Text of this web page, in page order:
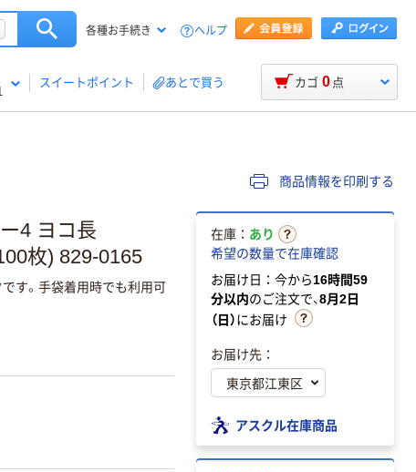
各種お手続き ヘルプ
スイートポイント あとで買う カゴ 0 点
商品情報を印刷する
4 ヨコ長
枚) 829-0165
です。手袋着用時でも利用可
在庫： あり
希望の数量で在庫確認
お届け日：今から16時間59
分以内のご注文で、8月2日
（日）にお届け
お届け先：
アスクル在庫商品